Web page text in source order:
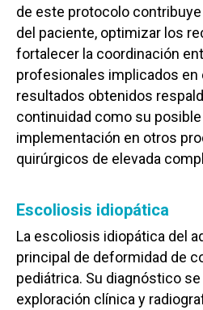
de este protocolo
del paciente, optimizar los
fortalecer la coordinación
profesionales implicados en
resultados obtenidos
continuidad como su
implementación en otros
quirúrgicos de elevada
Escoliosis idiopática
La escoliosis idiopática del
principal de deformidad de
pediátrica. Su diagnóstico
exploración clínica y